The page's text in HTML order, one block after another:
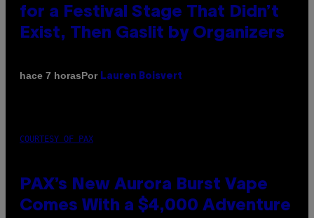
for a Festival Stage That Didn’t
Exist, Then Gaslit by Organizers
hace 7 horasPor Lauren Boisvert
COURTESY OF PAX
PAX’s New Aurora Burst Vape
Comes With a $4,000 Adventure